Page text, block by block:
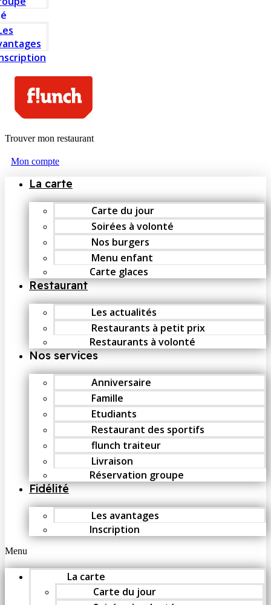
Trouver mon restaurant
Mon compte
La carte
Carte du jour
Soirées à volonté
Nos burgers
Menu enfant
Carte glaces
Restaurant
Les actualités
Restaurants à petit prix
Restaurants à volonté
Nos services
Anniversaire
Famille
Etudiants
Restaurant des sportifs
flunch traiteur
Livraison
Réservation groupe
Fidélité
Les avantages
Inscription
Menu
La carte
Carte du jour